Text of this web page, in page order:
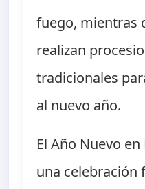
fuego, mientras
realizan
tradicionales
al nuevo año.
El Año Nuevo
una celebración